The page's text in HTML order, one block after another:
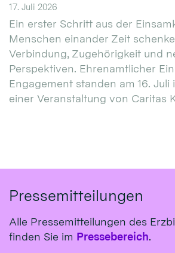
17. Juli 2026
Ein erster Schritt aus der
Menschen einander Zeit
Verbindung, Zugehörigkeit und
Perspektiven. Ehrenamtlicher
Engagement standen am 16.
einer Veranstaltung von Caritas
Pressemitteilungen
Alle Pressemitteilungen des
finden Sie im Pressebereich.